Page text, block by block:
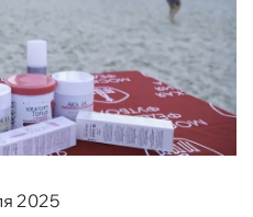
2025